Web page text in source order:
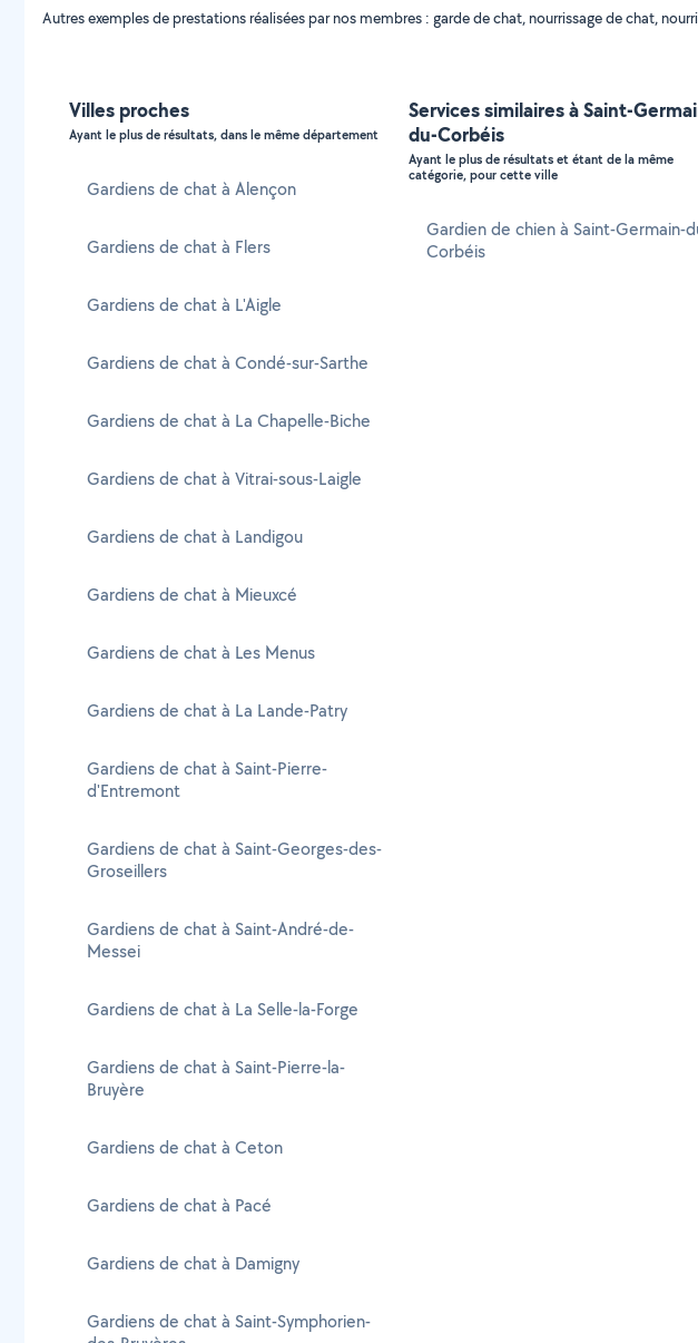
Autres exemples de prestations réalisées par nos membres : garde de chat, nourrissage de chat,
Villes proches
Ayant le plus de résultats, dans le même département
Gardiens de chat à Alençon
Gardiens de chat à Flers
Gardiens de chat à L'Aigle
Gardiens de chat à Condé-sur-Sarthe
Gardiens de chat à La Chapelle-Biche
Gardiens de chat à Vitrai-sous-Laigle
Gardiens de chat à Landigou
Gardiens de chat à Mieuxcé
Gardiens de chat à Les Menus
Gardiens de chat à La Lande-Patry
Gardiens de chat à Saint-Pierre-
d'Entremont
Gardiens de chat à Saint-Georges-des-
Groseillers
Gardiens de chat à Saint-André-de-
Messei
Gardiens de chat à La Selle-la-Forge
Gardiens de chat à Saint-Pierre-la-
Bruyère
Gardiens de chat à Ceton
Gardiens de chat à Pacé
Gardiens de chat à Damigny
Gardiens de chat à Saint-Symphorien-
Services similaires à Saint-
du-Corbéis
Ayant le plus de résultats et étant de la même
catégorie, pour cette ville
Gardien de chien à Saint-Germain-
Corbéis